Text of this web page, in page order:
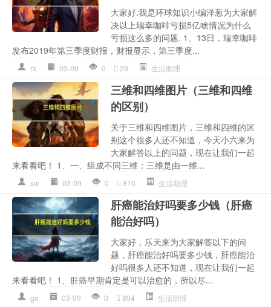
大家好.我是环球知识小编洋葱为大家解
决以上瑞幸咖啡亏损5亿啥情况为什么
亏损这么多的问题. 1、13日，瑞幸咖啡
发布2019年第三季度财报，财报显示，第三季度...
rx 03-09 0 29 生活助理
三维和四维图片（三维和四维
的区别）
关于三维和四维图片，三维和四维的区
别这个很多人还不知道，今天小六来为
大家解答以上的问题，现在让我们一起
来看看吧！ 1、一、组成不同三维：三维是由一维...
sw 03-09 0 810 生活助理
肝癌能治好吗要多少钱（肝癌
能治好吗）
大家好，乐天来为大家解答以下的问
题，肝癌能治好吗要多少钱，肝癌能治
好吗很多人还不知道，现在让我们一起
来看看吧！ 1、肝癌早期肯定是可以治愈的，所以尽...
ga 03-09 0 894 生活助理